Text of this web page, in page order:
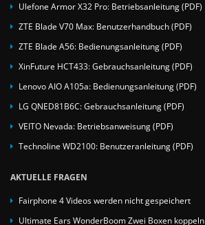
Ulefone Armor X32 Pro: Betriebsanleitung (PDF)
ZTE Blade V70 Max: Benutzerhandbuch (PDF)
ZTE Blade A56: Bedienungsanleitung (PDF)
XinFuture HCT433: Gebrauchsanleitung (PDF)
Lenovo AIO A105a: Bedienungsanleitung (PDF)
LG QNED81B6C: Gebrauchsanleitung (PDF)
VEITO Nevada: Betriebsanweisung (PDF)
Technoline WD2100: Benutzeranleitung (PDF)
AKTUELLE FRAGEN
Fairphone 4 Videos werden nicht gespeichert
Ultimate Ears WonderBoom Zwei Boxen koppeln